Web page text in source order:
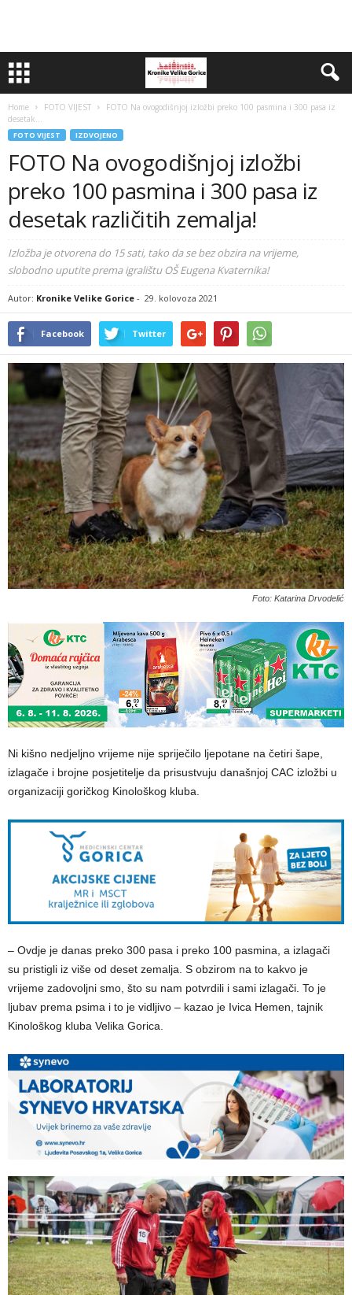
Home FOTO VIJEST
FOTO Na ovogodišnjoj izložbi preko 100 pasmina i 300 pasa iz
desetak...
FOTO VIJEST IZDVOJENO
FOTO Na ovogodišnjoj izložbi
preko 100 pasmina i 300 pasa iz
desetak različitih zemalja!
Izložba je otvorena do 15 sati, tako da se bez obzira na vrijeme,
slobodno uputite prema igralištu OŠ Eugena Kvaternika!
Autor: Kronike Velike Gorice - 29. kolovoza 2021
Facebook Twitter
Foto: Katarina Drvodelić
Ni kišno nedjeljno vrijeme nije spriječilo ljepotane na četiri šape,
izlagače i brojne posjetitelje da prisustvuju današnjoj CAC izložbi u
organizaciji goričkog Kinološkog kluba.
– Ovdje je danas preko 300 pasa i preko 100 pasmina, a izlagači
su pristigli iz više od deset zemalja. S obzirom na to kakvo je
vrijeme zadovoljni smo, što su nam potvrdili i sami izlagači. To je
ljubav prema psima i to je vidljivo – kazao je Ivica Hemen, tajnik
Kinološkog kluba Velika Gorica.